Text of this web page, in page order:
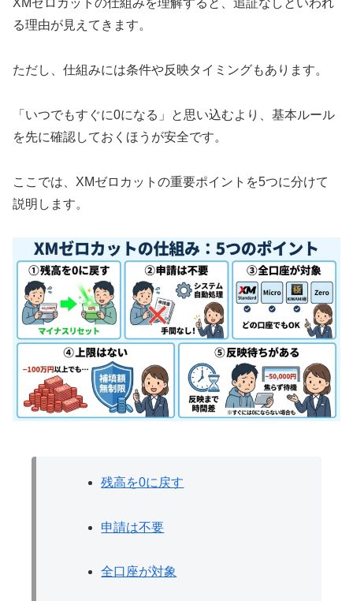
XMゼロカットの仕組みを理解すると、追証なしといわれ
る理由が見えてきます。
ただし、仕組みには条件や反映タイミングもあります。
「いつでもすぐに0になる」と思い込むより、基本ルール
を先に確認しておくほうが安全です。
ここでは、XMゼロカットの重要ポイントを5つに分けて
説明します。
残高を0に戻す
申請は不要
全口座が対象